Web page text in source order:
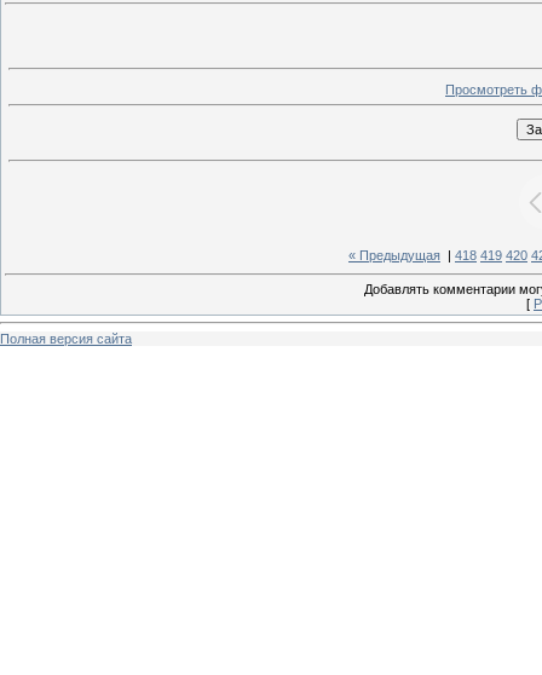
Просмотреть
« Предыдущая 418 419 420
Добавлять комментарии
[
Полная версия сайта